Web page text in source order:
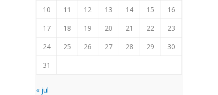
10
11 12 13 14 15
16
17
18 19 20 21 22
23
24
25 26 27 28 29
30
31
« jul